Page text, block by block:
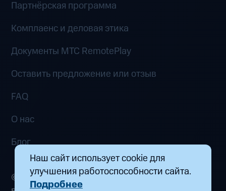
Наш сайт использует cookie для
улучшения работоспособности сайта.
Подробнее
Партнёрская программа
Комплаенс и деловая этика
Документы MTC RemotePlay
Оставить предложение или отзыв
FAQ
О нас
Блог
© 2026 ООО «Маркетплейс распределенных